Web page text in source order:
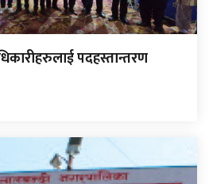
पदहस्तान्तरण